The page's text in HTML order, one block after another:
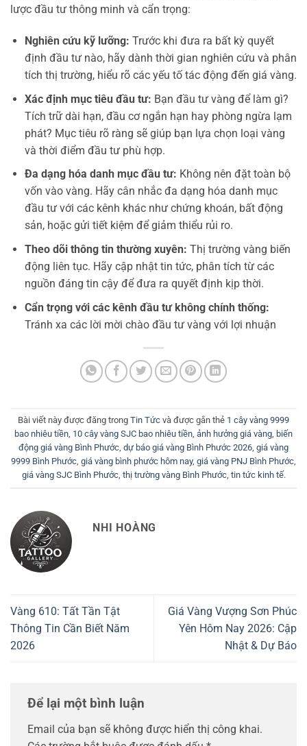
lược đầu tư thông minh và cẩn trọng:
Nghiên cứu kỹ lưỡng: Trước khi đưa ra bất kỳ quyết
định đầu tư nào, hãy dành thời gian nghiên cứu và phân
tích thị trường, hiểu rõ các yếu tố tác động đến giá vàng.
Xác định mục tiêu đầu tư: Bạn đầu tư vàng để làm gì?
Tích trữ dài hạn, đầu cơ ngắn hạn hay phòng ngừa lạm
phát? Mục tiêu rõ ràng sẽ giúp bạn lựa chọn loại vàng
và thời điểm đầu tư phù hợp.
Đa dạng hóa danh mục đầu tư: Không nên đặt toàn bộ
vốn vào vàng. Hãy cân nhắc đa dạng hóa danh mục
đầu tư với các kênh khác như chứng khoán, bất động
sản, hoặc gửi tiết kiệm để giảm thiểu rủi ro.
Theo dõi thông tin thường xuyên: Thị trường vàng biến
động liên tục. Hãy cập nhật tin tức, phân tích từ các
nguồn đáng tin cậy để đưa ra quyết định kịp thời.
Cẩn trọng với các kênh đầu tư không chính thống:
Tránh xa các lời mời chào đầu tư vàng với lợi nhuận
Bài viết này được đăng trong Tin Tức và được gắn thẻ 1 cây vàng 9999
bao nhiêu tiền 10 cây vàng SJC bao nhiêu tiền ảnh hưởng giá vàng biến
động giá vàng Bình Phước dự báo giá vàng Bình Phước 2026 giá vàng
9999 Bình Phước giá vàng bình phước hôm nay, giá vàng PNJ Bình Phước
giá vàng SJC Bình Phước, thị trường vàng Bình Phước, tin tức kinh tế.
NHI HOÀNG
Vàng 610: Tất Tần Tật
Thông Tin Cần Biết Năm
2026
Giá Vàng Vượng Sơn Phúc
Yên Hôm Nay 2026: Cập
Nhật & Dự Báo
Để lại một bình luận
Email của bạn sẽ không được hiển thị công khai.